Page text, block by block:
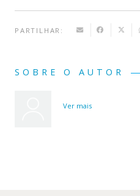
PARTILHAR:
SOBRE O AUTOR
Ver mais